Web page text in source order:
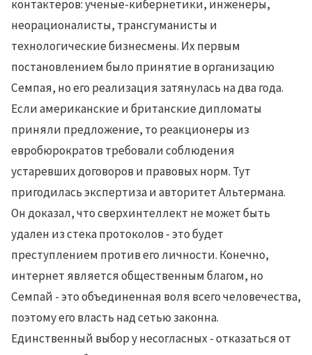
контактеров: ученые-кибернетики, инженеры,
неорационалисты, трансгуманисты и
технологические бизнесмены. Их первым
постановлением было принятие в организацию
Семпая, но его реализация затянулась на два года.
Если американские и британские дипломаты
приняли предложение, то реакционеры из
евробюрократов требовали соблюдения
устаревших договоров и правовых норм. Тут
пригодилась экспертиза и авторитет Альтермана.
Он доказал, что сверхинтеллект не может быть
удален из стека протоколов - это будет
преступлением против его личности. Конечно,
интернет является общественным благом, но
Семпай - это объединенная воля всего человечества,
поэтому его власть над сетью законна.
Единственный выбор у несогласных - отказаться от